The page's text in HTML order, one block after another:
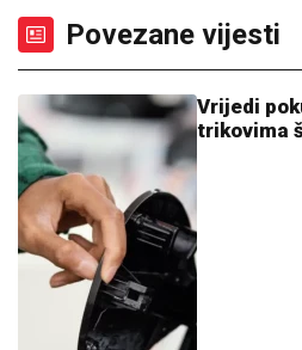
Povezane vijesti
Vrijedi
trikovima